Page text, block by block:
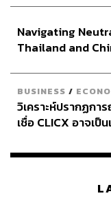
Navigating
Thailand and
BUSINESS /
วิเคราะห์ปรากฏก
เชื่อ CLICX อาจเป็
เรือนไทยที่ถูกซุกไว้